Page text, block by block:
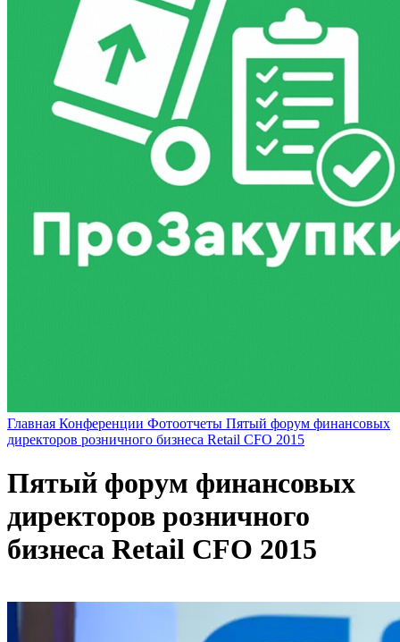
Главная Конференции Фотоотчеты Пятый форум финансовых
директоров розничного бизнеса Retail CFO 2015
Пятый форум финансовых
директоров розничного
бизнеса Retail CFO 2015